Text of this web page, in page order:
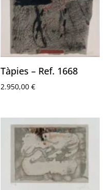
Tàpies – Ref. 1668
2.950,00€